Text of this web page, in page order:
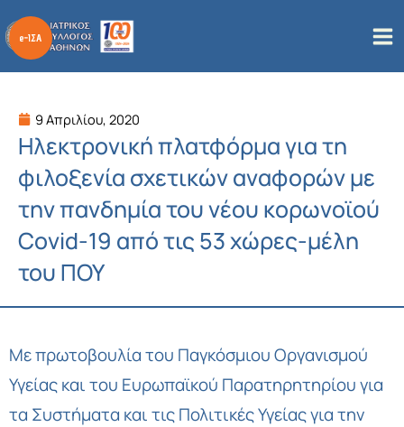
στο
περιεχόμενο
9 Απριλίου, 2020
Ηλεκτρονική πλατφόρμα για τη
φιλοξενία σχετικών αναφορών με
την πανδημία του νέου κορωνοϊού
Covid-19 από τις 53 χώρες-μέλη
του ΠΟΥ
Με πρωτοβουλία του Παγκόσμιου Οργανισμού
Υγείας και του Ευρωπαϊκού Παρατηρητηρίου για
τα Συστήματα και τις Πολιτικές Υγείας για την